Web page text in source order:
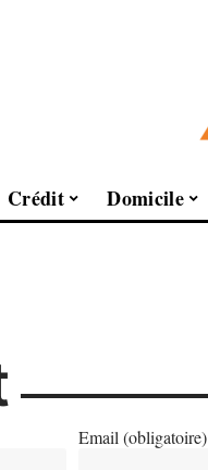
Crédit Domicile
Email (obligatoire)